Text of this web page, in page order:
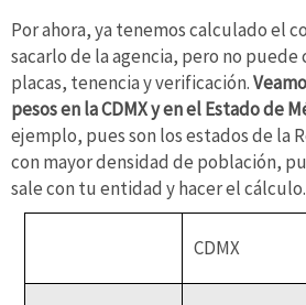
Por ahora, ya tenemos calculado el
sacarlo de la agencia, pero no puede
placas, tenencia y verificación.
pesos en la CDMX y en el Estado de
ejemplo, pues son los estados de la
con mayor densidad de población,
sale con tu entidad y hacer el cálculo.
CDMX